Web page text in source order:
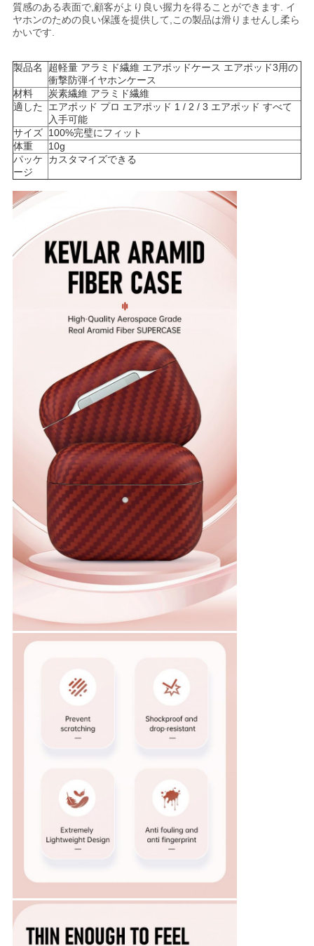
ニ
ュ
ー
ス
ケ
ー
PRIVACY
POLICY
質感のある表面で,顧客がより良い握力を得ることができます. イ
ヤホンのための良い保護を提供して,この製品は滑りませんし柔ら
かいです.
製品名
超軽量 アラミド繊維 エアポッドケース エアポッド3用の
衝撃防弾イヤホンケース
材料
炭素繊維 アラミド繊維
適した
エアポッド プロ エアポッド 1 / 2 / 3 エアポッド すべて
入手可能
サイズ 100%完璧にフィット
体重
10g
パッケ
ージ
カスタマイズできる